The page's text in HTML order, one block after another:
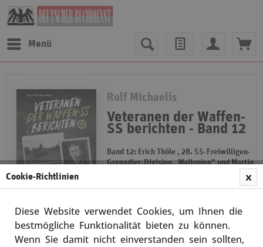
Menü
Merken
Rolf Michaelis
Veteranen der Waffen-
SS berichten - Band 12
Band 12: Erich Thöle , 28. SS-Freiwilligen-
Grenadier-Division „Wallonien" und Martin
der 12. SS-Panzer-Division „Hitlerjugend"
dieser verdienstvollen Buchreihe
beinhaltet zwei weitere Waffen-SS-
Biographien blutjunger Soldaten:
Erich Thöle trat 1941 als 18-Jähriger
Cookie-Richtlinien
Diese Website verwendet Cookies, um Ihnen die
bestmögliche Funktionalität bieten zu können.
Wenn Sie damit nicht einverstanden sein sollten,